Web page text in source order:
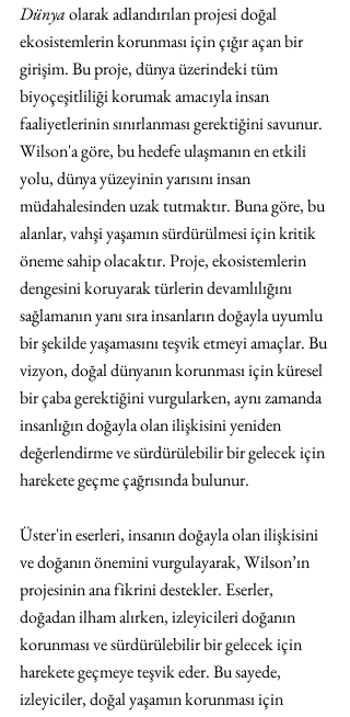
Dünya olarak adlandırılan projesi doğal
ekosistemlerin korunması için çığır açan bir
girişim. Bu proje, dünya üzerindeki tüm
biyoçeşitliliği korumak amacıyla insan
faaliyetlerinin sınırlanması gerektiğini savunur.
Wilson'a göre, bu hedefe ulaşmanın en etkili
yolu, dünya yüzeyinin yarısını insan
müdahalesinden uzak tutmaktır. Buna göre, bu
alanlar, vahşi yaşamın sürdürülmesi için kritik
öneme sahip olacaktır. Proje, ekosistemlerin
dengesini koruyarak türlerin devamlılığını
sağlamanın yanı sıra insanların doğayla uyumlu
bir şekilde yaşamasını teşvik etmeyi amaçlar. Bu
vizyon, doğal dünyanın korunması için küresel
bir çaba gerektiğini vurgularken, aynı zamanda
insanlığın doğayla olan ilişkisini yeniden
değerlendirme ve sürdürülebilir bir gelecek için
harekete geçme çağrısında bulunur.
Üster'in eserleri, insanın doğayla olan ilişkisini
ve doğanın önemini vurgulayarak, Wilson’ın
projesinin ana fikrini destekler. Eserler,
doğadan ilham alırken, izleyicileri doğanın
korunması ve sürdürülebilir bir gelecek için
harekete geçmeye teşvik eder. Bu sayede,
izleyiciler, doğal yaşamın korunması için